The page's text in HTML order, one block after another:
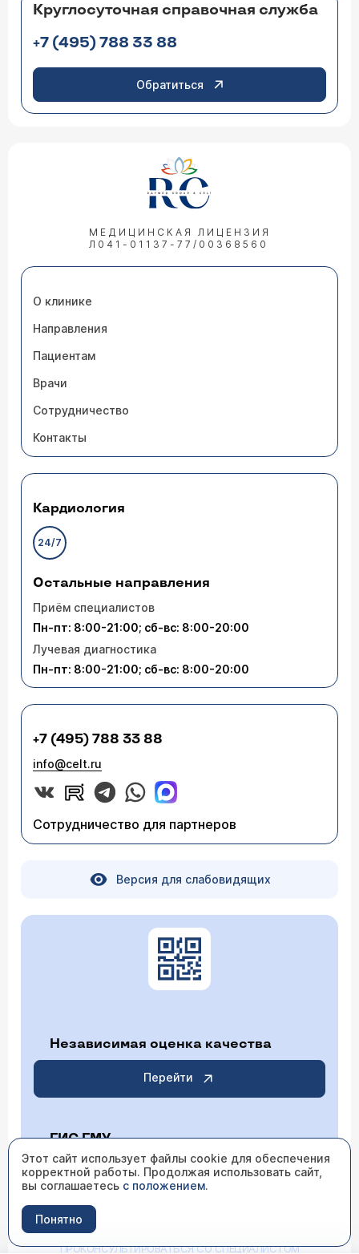
Круглосуточная справочная служба
+7 (495) 788 33 88
Обратиться
МЕДИЦИНСКАЯ ЛИЦЕНЗИЯ
Л041-01137-77/00368560
О клинике
Направления
Пациентам
Врачи
Сотрудничество
Контакты
Кардиология
24/7
Остальные направления
Приём специалистов
Пн-пт: 8:00-21:00; сб-вс: 8:00-20:00
Лучевая диагностика
Пн-пт: 8:00-21:00; сб-вс: 8:00-20:00
+7 (495) 788 33 88
info@celt.ru
Сотрудничество для партнеров
Версия для слабовидящих
Независимая оценка качества
Перейти
ГИС ГМУ
Перейти
ИМЕЮТСЯ ПРОТИВОПОКАЗАНИЯ НЕОБХОДИМО
ПРОКОНСУЛЬТИРОВАТЬСЯ СО СПЕЦИАЛИСТОМ
Этот сайт использует файлы cookie для обеспечения
корректной работы. Продолжая использовать сайт,
вы соглашаетесь с положением.
Понятно